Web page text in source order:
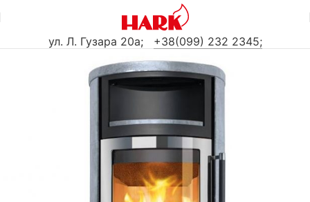
ул. Л. Гузара 20а; +38(099) 232 2345;